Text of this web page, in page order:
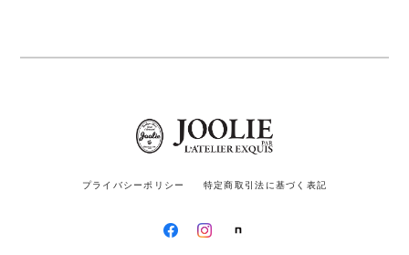
プライバシーポリシー 特定商取引法に基づく表記